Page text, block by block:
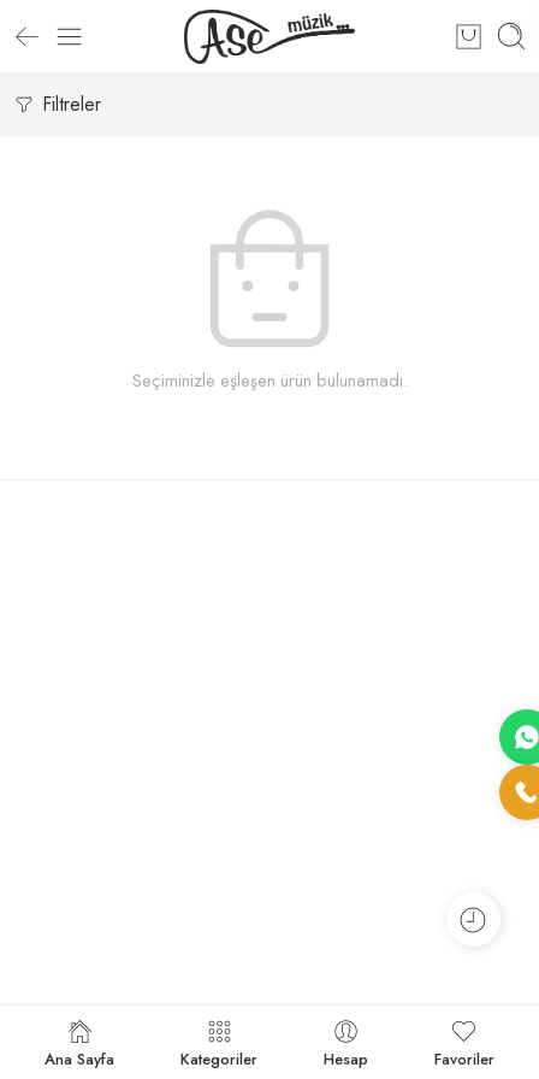
Filtreler
Seçiminizle eşleşen ürün bulunamadı.
Ana Sayfa Kategoriler Hesap Favoriler